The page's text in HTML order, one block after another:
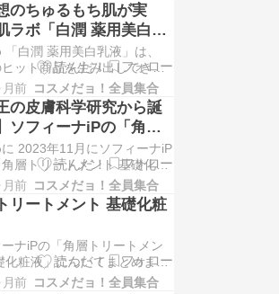
のちゅるもち肌が実
ラボ「白潤 薬用美白乳
正直レビュー！効果や
も
「白潤 薬用美白乳液」は、
ット商品を生み出してきた
」から誕生した乳液です。
キサム酸などの美容成分を惜
く使用した乳液で、ユーザー
美容液級のクオリティ！」
ナブルに使用できる！」な
コスパに関して評判は
「白潤 薬用美白…
月前 コスメだョ！全員集合
の皮膚科学研究から誕
ソフィーナiPの「角層
トメント 基礎化粧液」
ュー！
2023年11月にソフィーナiP
層トリートメント 基礎化粧
場！ 花王独自の保水成分や
リートメント処方など、肌を
ためのアプローチがたくさ
まれていながら、2000円台
きるコスパアイテムとして
なっています。 今回は、ソフ
月前 コスメだョ！全員集合
リートメント 基礎化粧
ーナiPの「角層トリートメン
化粧液」についてまとめまし
ィーナiPの「角層トリート
月前 コスメだョ！全員集合